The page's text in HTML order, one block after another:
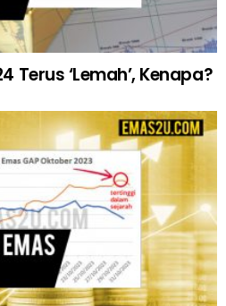
Terus ‘Lemah’, Kenapa?